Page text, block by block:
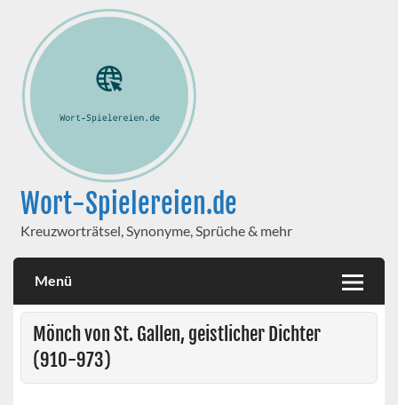
Wort-Spielereien.de
Kreuzworträtsel, Synonyme, Sprüche & mehr
Menü
Mönch von St. Gallen, geistlicher Dichter
(910-973)